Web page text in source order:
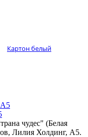
Картон белый
чудес" (Белая
Лилия Холдинг, А5.